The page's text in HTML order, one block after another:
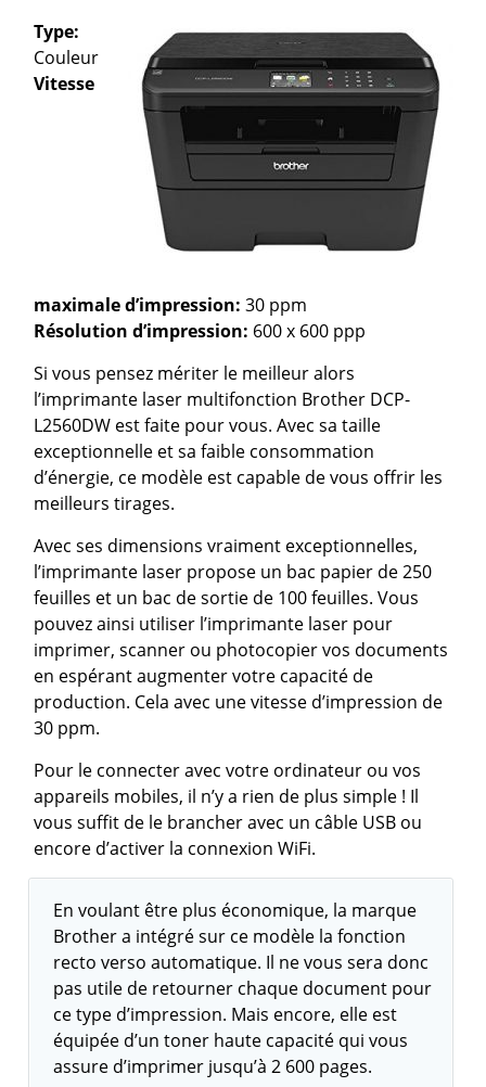
Type:
Couleur
Vitesse
maximale d’impression:30 ppm
Résolution d’impression: 600 x 600 ppp
Si vous pensez mériter le meilleur alors
l’imprimante laser multifonction Brother DCP-
L2560DW est faite pour vous. Avec sa taille
exceptionnelle et sa faible consommation
d’énergie, ce modèle est capable de vous offrir les
meilleurs tirages.
Avec ses dimensions vraiment exceptionnelles,
l’imprimante laser propose un bac papier de 250
feuilles et un bac de sortie de 100 feuilles. Vous
pouvez ainsi utiliser l’imprimante laser pour
imprimer, scanner ou photocopier vos documents
en espérant augmenter votre capacité de
production. Cela avec une vitesse d’impression de
30 ppm.
Pour le connecter avec votre ordinateur ou vos
appareils mobiles, il n’y a rien de plus simple ! Il
vous suffit de le brancher avec un câble USB ou
encore d’activer la connexion WiFi.
En voulant être plus économique, la marque
Brother a intégré sur ce modèle la fonction
recto verso automatique. Il ne vous sera donc
pas utile de retourner chaque document pour
ce type d’impression. Mais encore, elle est
équipée d’un toner haute capacité qui vous
assure d’imprimer jusqu’à 2 600 pages.